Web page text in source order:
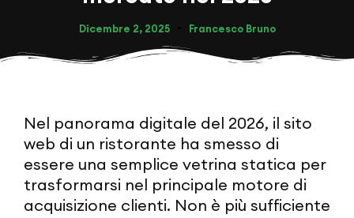
Dicembre 2, 2025 Francesco Bruno
Nel panorama digitale del 2026, il sito
web di un ristorante ha smesso di
essere una semplice vetrina statica per
trasformarsi nel principale motore di
acquisizione clienti. Non è più sufficiente